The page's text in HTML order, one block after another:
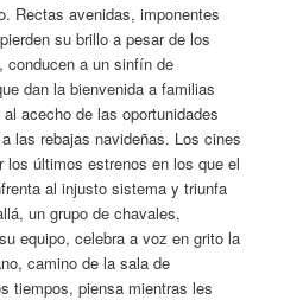
Rectas avenidas, imponentes
su brillo a pesar de los
conducen a un sinfín de
dan la bienvenida a familias
acecho de las oportunidades
las rebajas navideñas. Los cines
últimos estrenos en los que el
al injusto sistema y triunfa
un grupo de chavales,
equipo, celebra a voz en grito la
camino de la sala de
tiempos, piensa mientras les